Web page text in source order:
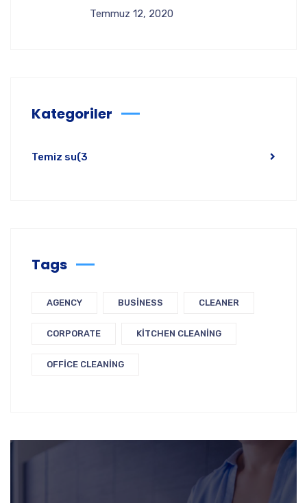
Temmuz 12, 2020
Kategoriler
Temiz su(3
Tags
AGENCY BUSINESS CLEANER
CORPORATE KITCHEN CLEANING
OFFICE CLEANING